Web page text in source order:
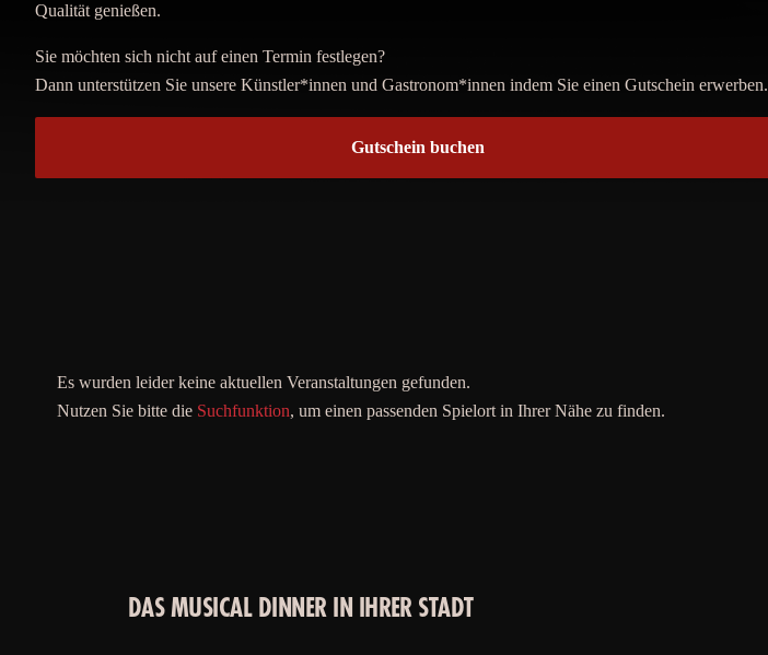
Qualität genießen.
Sie möchten sich nicht auf einen Termin festlegen?
Dann unterstützen Sie unsere Künstler*innen und Gastronom*innen indem Sie einen Gutschein erwerben.
Gutschein buchen
Es wurden leider keine aktuellen Veranstaltungen gefunden.
Nutzen Sie bitte die Suchfunktion, um einen passenden Spielort in Ihrer Nähe zu finden.
DAS MUSICAL DINNER IN IHRER STADT